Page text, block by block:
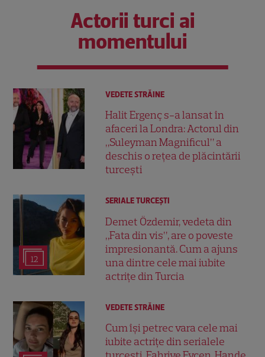
Actorii turci ai
momentului
VEDETE STRĂINE
Halit Ergenç s-a lansat în
afaceri la Londra: Actorul din
„Suleyman Magnificul” a
deschis o rețea de plăcintării
turcești
12
SERIALE TURCEŞTI
Demet Özdemir, vedeta din
„Fata din vis”, are o poveste
impresionantă. Cum a ajuns
una dintre cele mai iubite
actrițe din Turcia
VEDETE STRĂINE
Cum își petrec vara cele mai
iubite actrițe din serialele